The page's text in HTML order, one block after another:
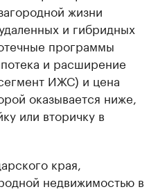
жизни
и гибридных
программы
и расширение
ИЖС) и цена
оказывается ниже,
или вторичку в
края,
недвижимостью в